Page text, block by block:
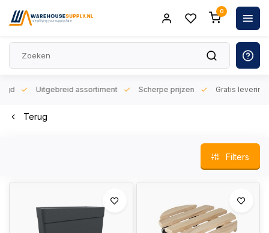
0
Uitgebreid assortiment Scherpe prijzen Gratis levering
Terug
Filters